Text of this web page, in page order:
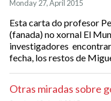
Monday 27, April 2015
Esta carta do profesor
(fanada) no xornal El
investigadores
fecha, los restos de
Otras miradas sobre